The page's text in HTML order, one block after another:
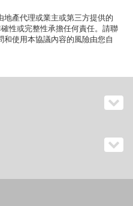
產代理或業主或第三方提供的
性或完整性承擔任何責任。請聯
使用本協議內容的風險由您自